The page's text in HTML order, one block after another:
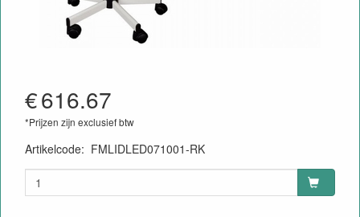
€616.67
*Prijzen zijn exclusief btw
Artikelcode: FMLIDLED071001-RK